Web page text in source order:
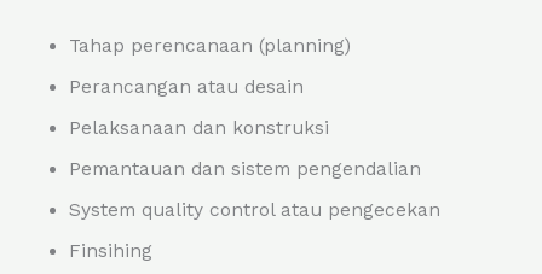
Tahap perencanaan (planning)
Perancangan atau desain
Pelaksanaan dan konstruksi
Pemantauan dan sistem pengendalian
System quality control atau pengecekan
Finsihing